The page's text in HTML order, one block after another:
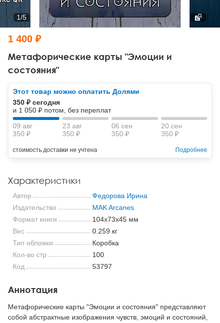
Тревожные расстройства, панические атаки
Психодрама
Другие направления психотерапии
Классический, эриксоновский гипноз и НЛП
НЛП
Психология труда и эргономика
Социальная психология
Социальная и организационная психология
Классический и юнгианский психоанализ
Метафорические карты "Эмоции и
состояния"
1/5
1 400 ₽
Этот товар можно оплатить Долями
350 ₽ сегодня
и 1 050 ₽ потом, без переплат
09 авг
350 ₽
23 авг
350 ₽
06 сен
350 ₽
20 сен
350 ₽
стоимость доставки не учтена Подробнее
Характеристики
Автор
Федорова Ирина
Издательство
MAK Arcanes
Формат книги
104x73x45 мм
Вес
0.259 кг
Тип обложки
Коробка
Кол-во стр
100
Код
53797
Аннотация
Метафорические карты "Эмоции и состояния" представляют
собой абстрактные изображения чувств, эмоций и состояний,